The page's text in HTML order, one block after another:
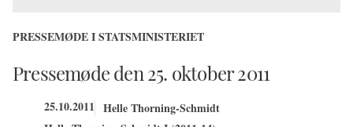
PRESSEMØDE I STATSMINISTERIET
Pressemøde den 25. oktober 2011
25.10.2011 Helle Thorning-Schmidt